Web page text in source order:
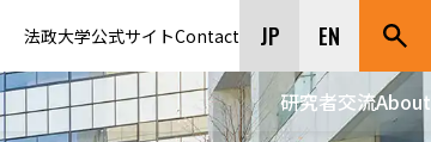
法政大学公式サイトContact JP EN
研究者交流About